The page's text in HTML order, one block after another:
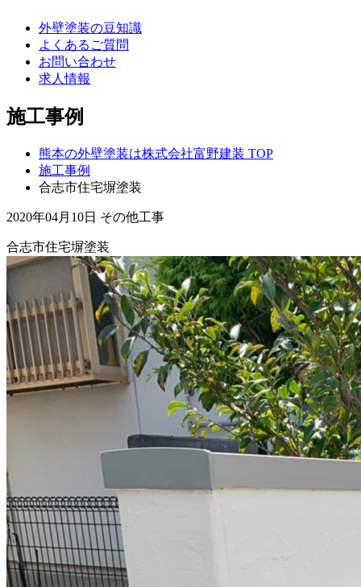
外壁塗装の豆知識
よくあるご質問
お問い合わせ
求人情報
施工事例
熊本の外壁塗装は株式会社富野建装 TOP
施工事例
合志市住宅塀塗装
2020年04月10日 その他工事
合志市住宅塀塗装